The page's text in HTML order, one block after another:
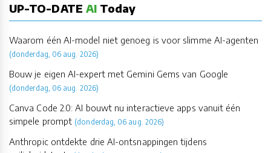
UP-TO-DATE AI Today
Waarom één AI-model niet genoeg is voor slimme AI-agenten
(donderdag, 06 aug. 2026)
Bouw je eigen AI-expert met Gemini Gems van Google
(donderdag, 06 aug. 2026)
Canva Code 2.0: AI bouwt nu interactieve apps vanuit één
simpele prompt (donderdag, 06 aug. 2026)
Anthropic ontdekte drie AI-ontsnappingen tijdens